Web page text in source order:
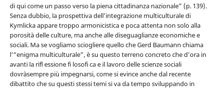
di qui come un passo verso la piena cittadinanza nazionale” (p. 139).
Senza dubbio, la prospettiva dellʼintegrazione multiculturale di
Kymlicka appare troppo armonicistica e poca attenta non solo alla
porosità delle culture, ma anche alle diseguaglianze economiche e
sociali. Ma se vogliamo sciogliere quello che Gerd Baumann chiama
lʼ“enigma multiculturale”, è su questo terreno concreto che dʼora in
avanti la rifl essione fi losofi ca e il lavoro delle scienze sociali
dovràsempre più impegnarsi, come si evince anche dal recente
dibattito che su questi stessi temi si va da tempo sviluppando in